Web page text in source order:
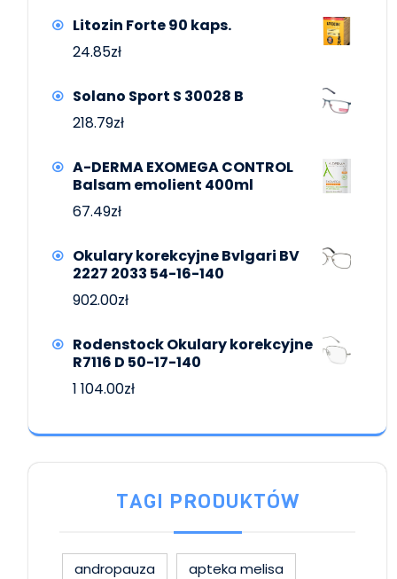
Litozin Forte 90 kaps.
24.85zł
Solano Sport S 30028 B
218.79zł
A-DERMA EXOMEGA CONTROL
Balsam emolient 400ml
67.49zł
Okulary korekcyjne Bvlgari BV
2227 2033 54-16-140
902.00zł
Rodenstock Okulary korekcyjne
R7116 D 50-17-140
1 104.00zł
TAGI PRODUKTÓW
andropauza
apteka melisa